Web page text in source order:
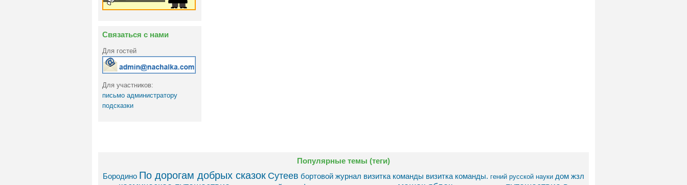
Связаться с нами
Для гостей
Для участников:
письмо администратору
подсказки
Популярные темы (теги)
Бородино По дорогам добрых сказок Сутеев бортовой журнал визитка команды визитка команды. гений русской науки дом жзл